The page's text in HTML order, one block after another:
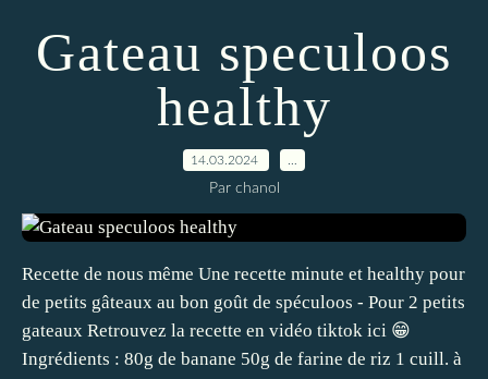
Gateau speculoos
healthy
14.03.2024
Par chanol
Recette de nous même Une recette minute et healthy pour
de petits gâteaux au bon goût de spéculoos - Pour 2 petits
gateaux Retrouvez la recette en vidéo tiktok ici 😁
Ingrédients : 80g de banane 50g de farine de riz 1 cuill. à